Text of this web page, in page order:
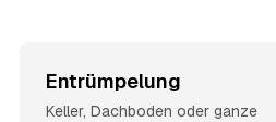
Entrümpelung
Keller, Dachboden oder ganze